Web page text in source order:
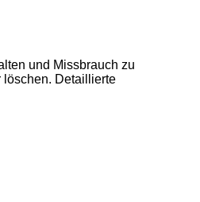
und Missbrauch zu
löschen. Detaillierte